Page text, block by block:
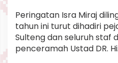
Peringatan Isra Miraj
tahun ini turut dihadiri
Sulteng dan seluruh staf
penceramah Ustad DR.